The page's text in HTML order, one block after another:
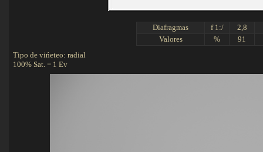
Diafragmas f 1:/
2,8
Valores
% 91
Tipo de vińeteo: radial
100% Sat. = 1 Ev